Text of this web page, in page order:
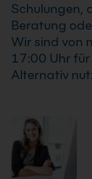
Schulungen,
Beratung
Wir sind von
17:00 Uhr
Alternativ